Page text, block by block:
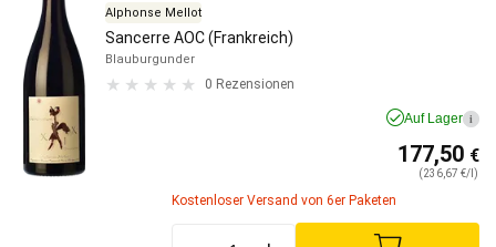
Alphonse Mellot
Sancerre AOC (Frankreich)
Blauburgunder
0 Rezensionen
Auf Lager i
177,50 €
(236,67 €/l)
Kostenloser Versand von 6er Paketen